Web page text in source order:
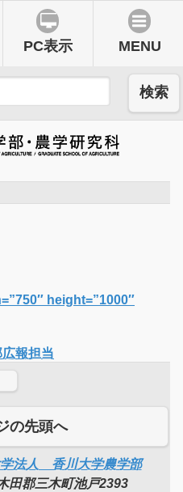
PC表示 MENU
検索
height=”1000″
報担当
の先頭へ
田郡三木町池戸2393